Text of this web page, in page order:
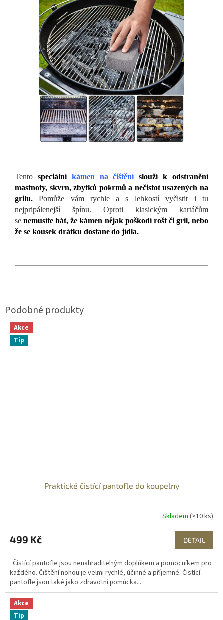
Tento speciální kámen na čištění slouží k odstranění
mastnoty, skvrn, zbytků pokrmů a nečistot usazených na
grilu. Pomůže vám rychle a s lehkostí vyčistit i tu
nejpripálenejší špínu. Oproti klasickým kartáčům
senemusíte bát, že kámen nějak poškodí rošt či gril, nebo
že se kousek drátku dostane do jídla.
Akce
Tip
Praktické čistící pantofle do koupelny
Skladem (>10 ks)
499 Kč DETAIL
Čistící pantofle jsou nenahraditelným doplňkem a pomocníkem pro
každého. Čištění nohou je velmi rychlé, účinné a příjemné. Čistící
pantofle jsou také jako zdravotní pomůcka...
Akce
Tip